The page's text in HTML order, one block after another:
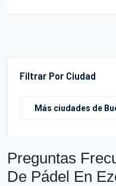
Filtrar Por Ciudad
Preguntas
De Pádel En